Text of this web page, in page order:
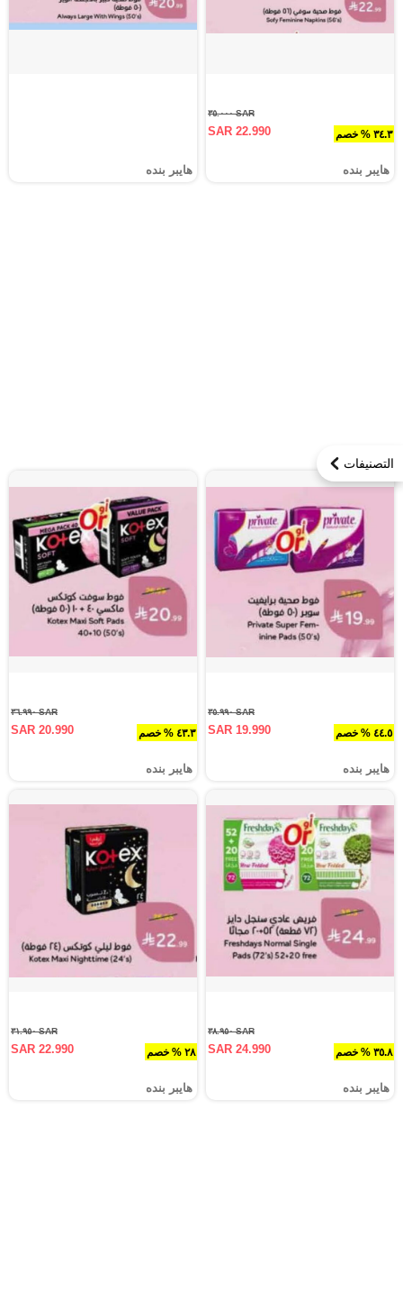
التصنيفات
٣٤.٣ % خصم
SAR ٣٥.٠٠٠
SAR 22.990
هايبر بنده هايبر بنده
٤٤.٥ % خصم
SAR ٣٥.٩٩٠
SAR 19.990
هايبر بنده
٤٣.٣ % خصم
SAR ٣٦.٩٩٠
SAR 20.990
هايبر بنده
٣٥.٨ % خصم
SAR ٣٨.٩٥٠
SAR 24.990
هايبر بنده
٢٨ % خصم
SAR ٣١.٩٥٠
SAR 22.990
هايبر بنده